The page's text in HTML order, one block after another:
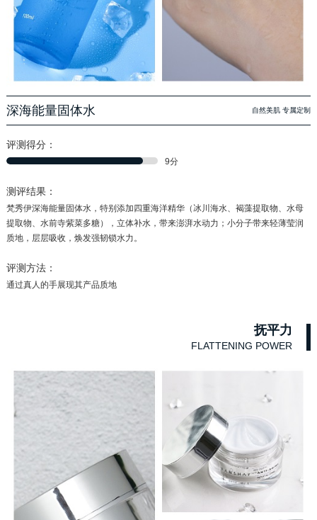
深海能量固体水 自然美肌 专属定制
评测得分：
9分
测评结果：
梵秀伊深海能量固体水，特别添加四重海洋精华（冰川海水、褐藻提取物、水母
提取物、水前寺紫菜多糖），立体补水，带来澎湃水动力；小分子带来轻薄莹润
质地，层层吸收，焕发强韧锁水力。
评测方法：
通过真人的手展现其产品质地
抚平力
FLATTENING POWER